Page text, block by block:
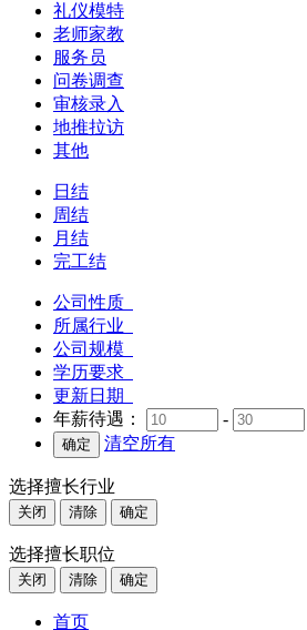
礼仪模特
老师家教
服务员
问卷调查
审核录入
地推拉访
其他
日结
周结
月结
完工结
公司性质
所属行业
公司规模
学历要求
更新日期
年薪待遇：
-
清空所有
选择擅长行业
关闭 清除 确定
选择擅长职位
关闭 清除 确定
首页